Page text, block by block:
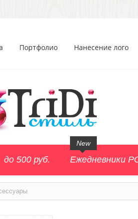
Портфолио Нанесение лого
до 500 руб. Ежедневники
New